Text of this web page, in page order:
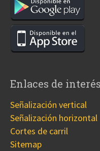
Enlaces de interés
Señalización vertical
Señalización horizontal
Cortes de carril
Sitemap